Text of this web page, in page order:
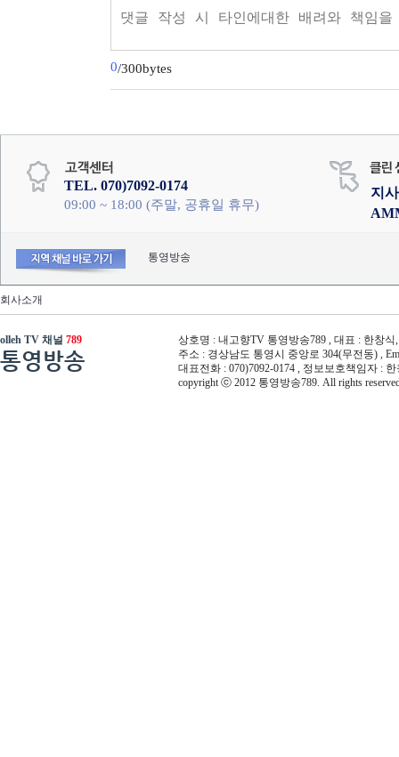
0/300bytes
TEL. 070)7092-0174
09:00 ~ 18:00 (주말, 공휴일 휴무)
지
통영방송
회사소개
olleh TV 채널 789
통영방송
상호명 : 내고향TV 통영방송789 , 대표 : 한창식
주소 : 경상남도 통영시 중앙로 304(무전동) ,
대표전화 : 070)7092-0174 , 정보보호책임자 :
copyright ⓒ 2012 통영방송789. All rights